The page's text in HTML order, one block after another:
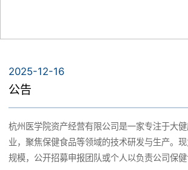
2025-12-16
公告
杭州医学院资产经营有限公司是一家专注于大
业，聚焦保健食品等领域的技术研发与生产。
规模，公开招募申报团队或个人以负责公司保